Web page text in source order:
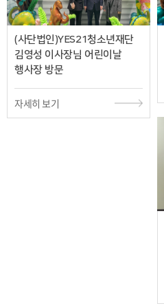
(사단법인)YES21청소년재단
김영성 이사장님 어린이날
행사장 방문
자세히 보기